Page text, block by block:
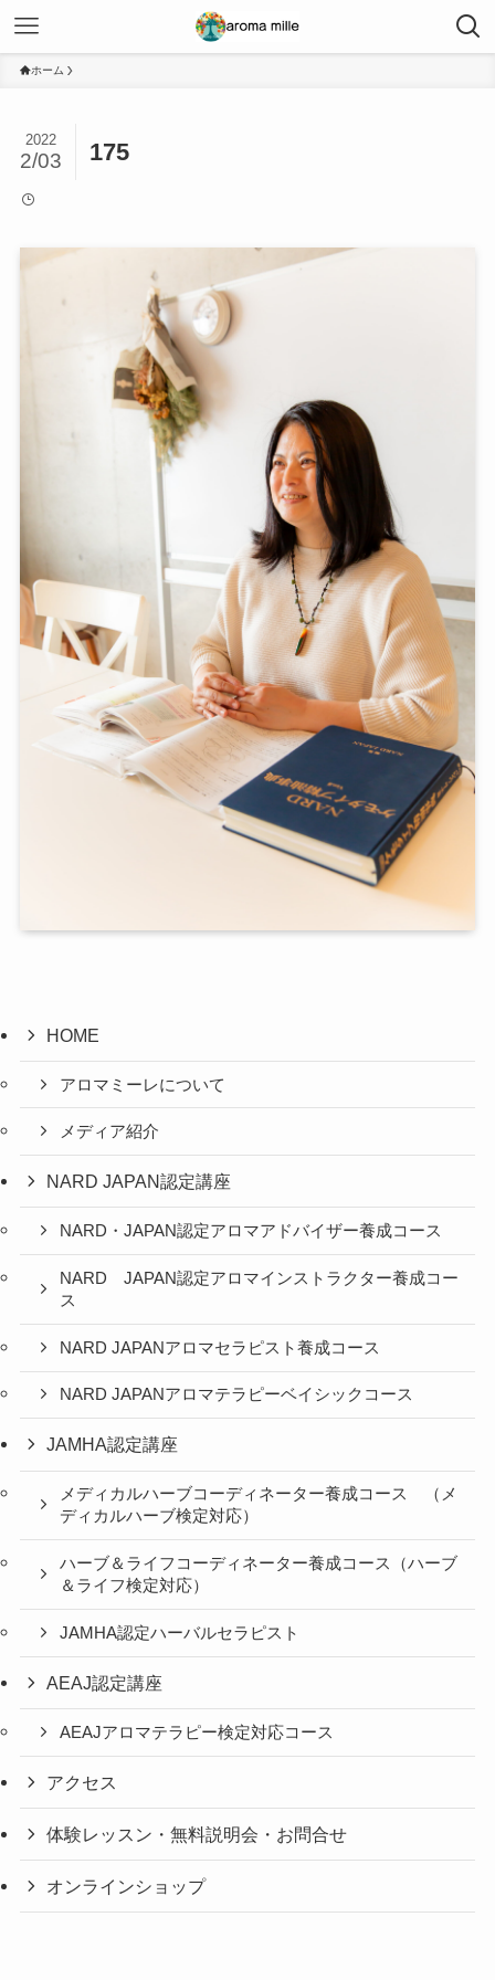
ホーム
175
2022
2/03
HOME
アロマミーレについて
メディア紹介
NARD JAPAN認定講座
NARD・JAPAN認定アロマアドバイザー養成コース
NARD JAPAN認定アロマインストラクター養成コー
ス
NARD JAPANアロマセラピスト養成コース
NARD JAPANアロマテラピーベイシックコース
JAMHA認定講座
メディカルハーブコーディネーター養成コース （メ
ディカルハーブ検定対応）
ハーブ＆ライフコーディネーター養成コース（ハーブ
＆ライフ検定対応）
JAMHA認定ハーバルセラピスト
AEAJ認定講座
AEAJアロマテラピー検定対応コース
アクセス
体験レッスン・無料説明会・お問合せ
オンラインショップ